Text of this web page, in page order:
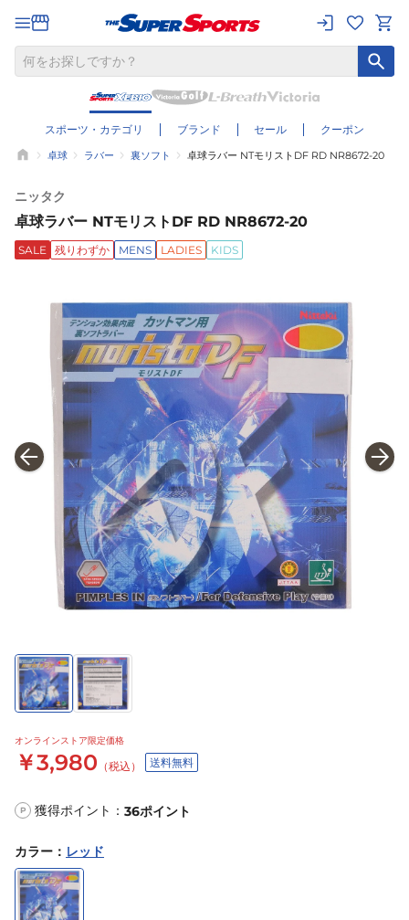
スポーツ・カテゴリ ブランド セール クーポン
卓球 ラバー 裏ソフト 卓球ラバー NTモリストDF RD NR8672-20
ニッタク
卓球ラバー NTモリストDF RD NR8672-20
SALE 残りわずか MENS LADIES KIDS
オンラインストア限定価格
￥3,980 （税込） 送料無料
P 獲得ポイント： 36ポイント
カラー ： レッド